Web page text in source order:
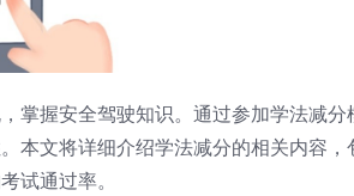
掌握安全驾驶知识。通过参加学法减分
本文将详细介绍学法减分的相关内容，
试通过率。